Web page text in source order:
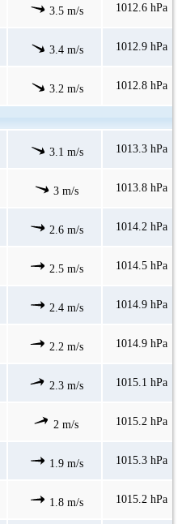
3.5 m/s 1012.6 hPa
3.4 m/s 1012.9 hPa
3.2 m/s 1012.8 hPa
3.1 m/s 1013.3 hPa
3 m/s 1013.8 hPa
2.6 m/s 1014.2 hPa
2.5 m/s 1014.5 hPa
2.4 m/s 1014.9 hPa
2.2 m/s 1014.9 hPa
2.3 m/s 1015.1 hPa
2 m/s 1015.2 hPa
1.9 m/s 1015.3 hPa
1.8 m/s 1015.2 hPa